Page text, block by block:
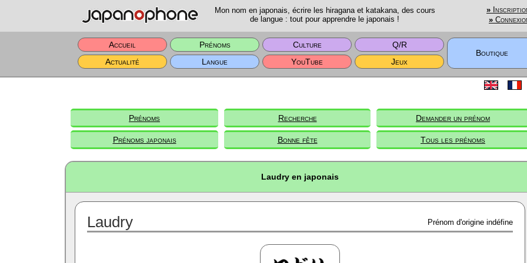
Mon nom en japonais, écrire les hiragana et katakana, des cours
de langue : tout pour apprendre le japonais !
»
»
Accueil Prénoms Culture
Q/R
Boutique
Actualité
Langue YouTube Jeux
Prénoms Recherche Demander un prénom
Prénoms japonais Bonne fête Tous les prénoms
Laudry en japonais
Laudry Prénom d'origine indéfine